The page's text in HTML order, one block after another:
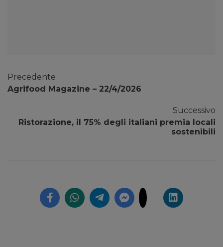
Precedente
Agrifood Magazine – 22/4/2026
Successivo
Ristorazione, il 75% degli italiani premia locali
sostenibili